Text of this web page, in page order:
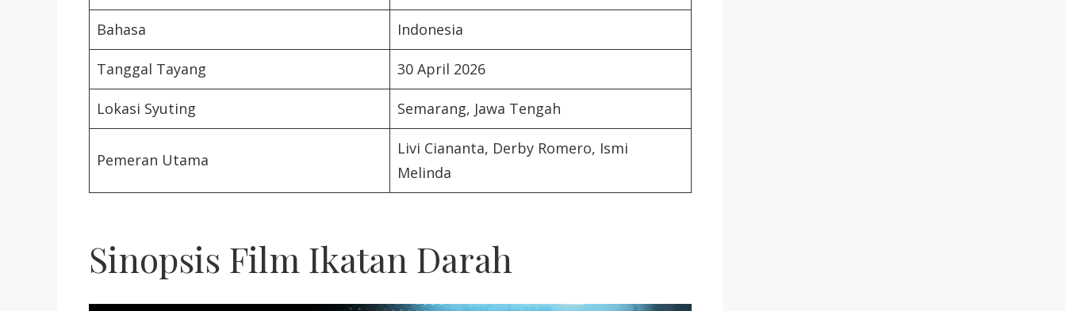
Bahasa Indonesia
Tanggal Tayang 30 April 2026
Lokasi Syuting Semarang, Jawa Tengah
Pemeran Utama
Livi Ciananta, Derby Romero, Ismi
Melinda
Sinopsis Film Ikatan Darah